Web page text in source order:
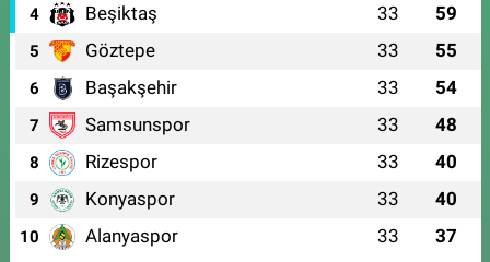
4 Beşiktaş 33 59
5 Göztepe 33 55
6 Başakşehir 33 54
7 Samsunspor 33 48
8 Rizespor 33 40
9 Konyaspor 33 40
10 Alanyaspor 33 37